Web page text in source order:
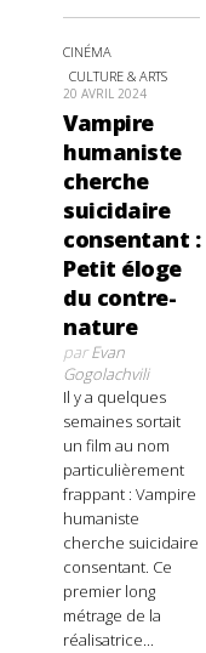
CINÉMA
CULTURE & ARTS
20 AVRIL 2024
Vampire
humaniste
cherche
suicidaire
consentant :
Petit éloge
du contre-
nature
parEvan
Gogolachvili
Il y a quelques
semaines sortait
un film au nom
particulièrement
frappant : Vampire
humaniste
cherche suicidaire
consentant. Ce
premier long
métrage de la
réalisatrice...